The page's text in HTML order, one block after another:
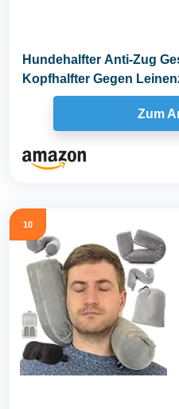
Hundehalfter Anti-Zug
Kopfhalfter Gegen
Zum
10